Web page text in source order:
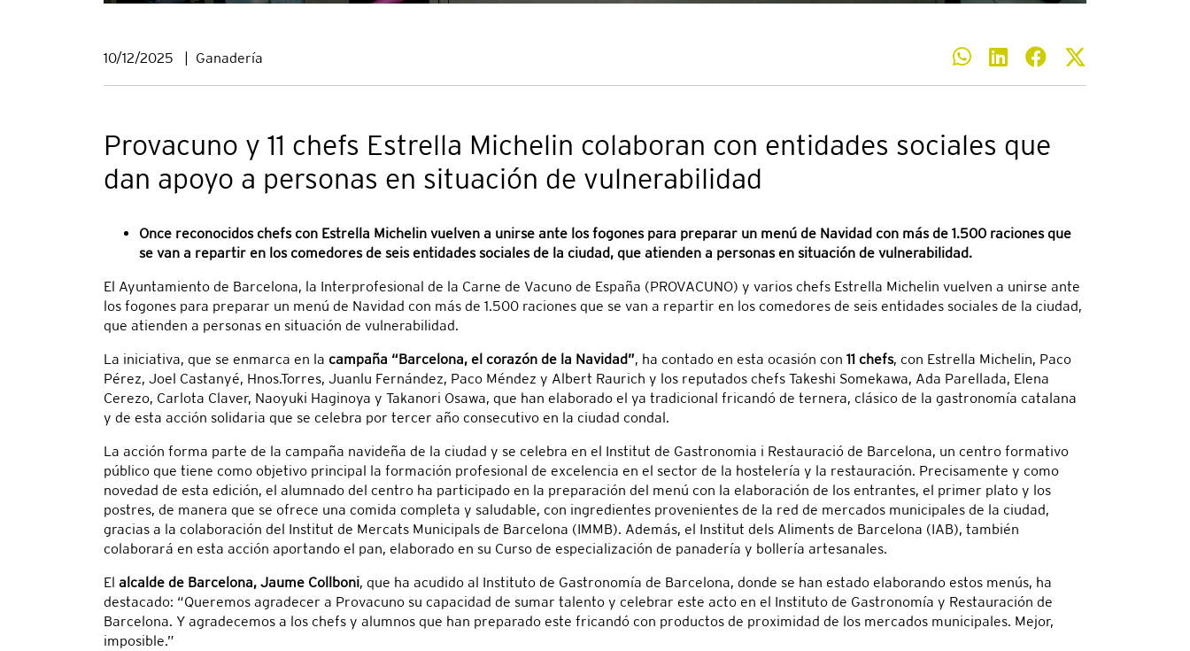
10/12/2025 | Ganadería
Provacuno y 11 chefs Estrella Michelin colaboran con entidades sociales que
dan apoyo a personas en situación de vulnerabilidad
Once reconocidos chefs con Estrella Michelin vuelven a unirse ante los fogones para preparar un menú de Navidad con más de 1.500 raciones que
se van a repartir en los comedores de seis entidades sociales de la ciudad, que atienden a personas en situación de vulnerabilidad.
El Ayuntamiento de Barcelona, la Interprofesional de la Carne de Vacuno de España (PROVACUNO) y varios chefs Estrella Michelin vuelven a unirse ante
los fogones para preparar un menú de Navidad con más de 1.500 raciones que se van a repartir en los comedores de seis entidades sociales de la ciudad,
que atienden a personas en situación de vulnerabilidad.
La iniciativa, que se enmarca en la campaña “Barcelona, el corazón de la Navidad”, ha contado en esta ocasión con 11 chefs, con Estrella Michelin, Paco
Pérez, Joel Castanyé, Hnos.Torres, Juanlu Fernández, Paco Méndez y Albert Raurich y los reputados chefs Takeshi Somekawa, Ada Parellada, Elena
Cerezo, Carlota Claver, Naoyuki Haginoya y Takanori Osawa, que han elaborado el ya tradicional fricandó de ternera, clásico de la gastronomía catalana
y de esta acción solidaria que se celebra por tercer año consecutivo en la ciudad condal.
La acción forma parte de la campaña navideña de la ciudad y se celebra en el Institut de Gastronomia i Restauració de Barcelona, un centro formativo
público que tiene como objetivo principal la formación profesional de excelencia en el sector de la hostelería y la restauración. Precisamente y como
novedad de esta edición, el alumnado del centro ha participado en la preparación del menú con la elaboración de los entrantes, el primer plato y los
postres, de manera que se ofrece una comida completa y saludable, con ingredientes provenientes de la red de mercados municipales de la ciudad,
gracias a la colaboración del Institut de Mercats Municipals de Barcelona (IMMB). Además, el Institut dels Aliments de Barcelona (IAB), también
colaborará en esta acción aportando el pan, elaborado en su Curso de especialización de panadería y bollería artesanales.
El alcalde de Barcelona, Jaume Collboni, que ha acudido al Instituto de Gastronomía de Barcelona, donde se han estado elaborando estos menús, ha
destacado: “Queremos agradecer a Provacuno su capacidad de sumar talento y celebrar este acto en el Instituto de Gastronomía y Restauración de
Barcelona. Y agradecemos a los chefs y alumnos que han preparado este fricandó con productos de proximidad de los mercados municipales. Mejor,
imposible.”